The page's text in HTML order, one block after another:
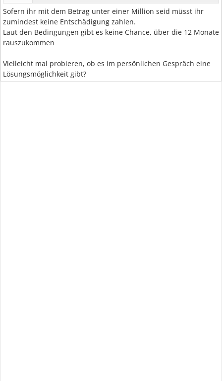
Sofern ihr mit dem Betrag unter einer Million seid müsst ihr
zumindest keine Entschädigung zahlen.
Laut den Bedingungen gibt es keine Chance, über die 12 Monate
rauszukommen
Vielleicht mal probieren, ob es im persönlichen Gespräch eine
Lösungsmöglichkeit gibt?